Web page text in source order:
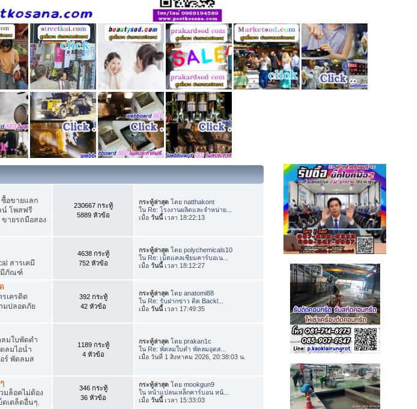
ซื้อขายแลก
น์ โพสฟรี
ายรถมือสอง
230667 กระทู้
5889 หัวข้อ
กระทู้ล่าสุด โดยnatthakont
ใน Re: โรงงานผลิตและจำหน่าย...
เมื่อวันนี้เวลา 18:22:13
สารเคมี
คมีภัณฑ์
4638 กระทู้
752 หัวข้อ
กระทู้ล่าสุด โดยpolychemicals10
ใน Re: เม็ดแคลเซียมคาร์บอเน...
เมื่อวันนี้เวลา 18:12:27
เครดิต
มปลอดภัย
392 กระทู้
42 หัวข้อ
กระทู้ล่าสุด โดยanatomi88
ใน Re: รับฝากข่าว ติด Backl...
เมื่อวันนี้เวลา 17:49:35
มใบพัดดำ
ลมไอน่ำ
ร์ พัดลมส
1189 กระทู้
4 หัวข้อ
กระทู้ล่าสุด โดยprakan1c
ใน Re: พัดลมใบดำ พัดลมอุตส...
เมื่อ วันที่ 1 สิงหาคม 2026, 20:38:03 น.
มล็อคไม่ต้อง
เตล็ดอื่นๆ.
346 กระทู้
36 หัวข้อ
กระทู้ล่าสุด โดยmookgun9
ในหน้าแปลนเหล็กคาร์บอน หน้...
เมื่อวันนี้เวลา 15:33:03